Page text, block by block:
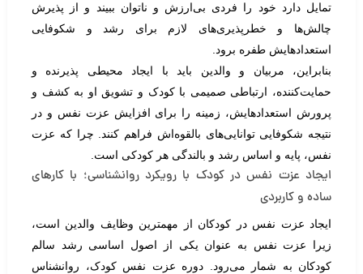
تمایل دارد خود را فردی بی‌ارزش و ناتوان ببیند و از پذیرش
چالش‌ها و خطرپذیری‌های لازم برای رشد و شکوفایی
استعدادهایش طفره برود.
بنابراین، مربیان و والدین باید با ایجاد محیطی پذیرنده و
حمایت‌کننده، ارتباطی صمیمی با کودک و تشویق او به کشف و
پرورش استعدادهایش، زمینه را برای افزایش عزت نفس و در
نتیجه شکوفایی توانایی‌های بالقوه‌اش فراهم کنند. چرا که عزت
نفس، پایه و اساس رشد و بالندگی هر کودکی است.
ایجاد عزت نفس در کودک با رویکرد روانشناسی؛ با کار‌های
ساده و کاربردی
ایجاد عزت نفس در کودکان از مهمترین وظایف والدین است،
زیرا عزت نفس به عنوان یکی از اصول اساسی رشد سالم
کودکان به شمار می‌رود. دوره عزت نفس کودک، روانشناس